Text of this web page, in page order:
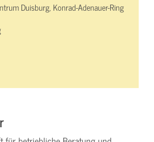
Duisburg, Konrad-Adenauer-Ring